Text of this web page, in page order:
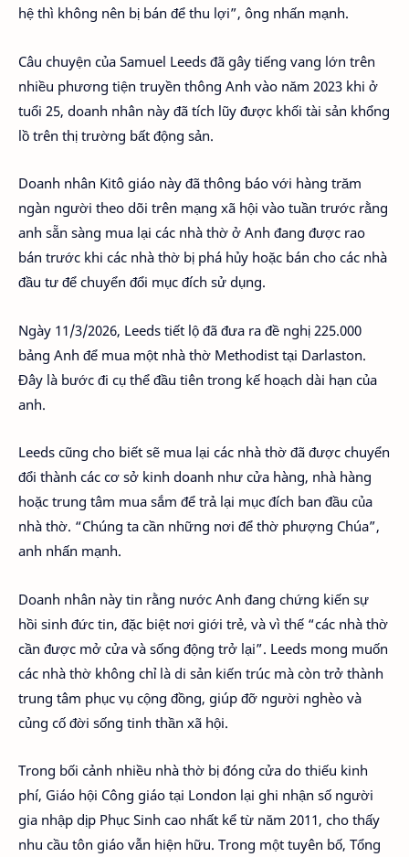
hệ thì không nên bị bán để thu lợi”, ông nhấn mạnh.
Câu chuyện của Samuel Leeds đã gây tiếng vang lớn trên
nhiều phương tiện truyền thông Anh vào năm 2023 khi ở
tuổi 25, doanh nhân này đã tích lũy được khối tài sản khổng
lồ trên thị trường bất động sản.
Doanh nhân Kitô giáo này đã thông báo với hàng trăm
ngàn người theo dõi trên mạng xã hội vào tuần trước rằng
anh sẵn sàng mua lại các nhà thờ ở Anh đang được rao
bán trước khi các nhà thờ bị phá hủy hoặc bán cho các nhà
đầu tư để chuyển đổi mục đích sử dụng.
Ngày 11/3/2026, Leeds tiết lộ đã đưa ra đề nghị 225.000
bảng Anh để mua một nhà thờ Methodist tại Darlaston.
Đây là bước đi cụ thể đầu tiên trong kế hoạch dài hạn của
anh.
Leeds cũng cho biết sẽ mua lại các nhà thờ đã được chuyển
đổi thành các cơ sở kinh doanh như cửa hàng, nhà hàng
hoặc trung tâm mua sắm để trả lại mục đích ban đầu của
nhà thờ. “Chúng ta cần những nơi để thờ phượng Chúa”,
anh nhấn mạnh.
Doanh nhân này tin rằng nước Anh đang chứng kiến sự
hồi sinh đức tin, đặc biệt nơi giới trẻ, và vì thế “các nhà thờ
cần được mở cửa và sống động trở lại”. Leeds mong muốn
các nhà thờ không chỉ là di sản kiến trúc mà còn trở thành
trung tâm phục vụ cộng đồng, giúp đỡ người nghèo và
củng cố đời sống tinh thần xã hội.
Trong bối cảnh nhiều nhà thờ bị đóng cửa do thiếu kinh
phí, Giáo hội Công giáo tại London lại ghi nhận số người
gia nhập dịp Phục Sinh cao nhất kể từ năm 2011, cho thấy
nhu cầu tôn giáo vẫn hiện hữu. Trong một tuyên bố, Tổng